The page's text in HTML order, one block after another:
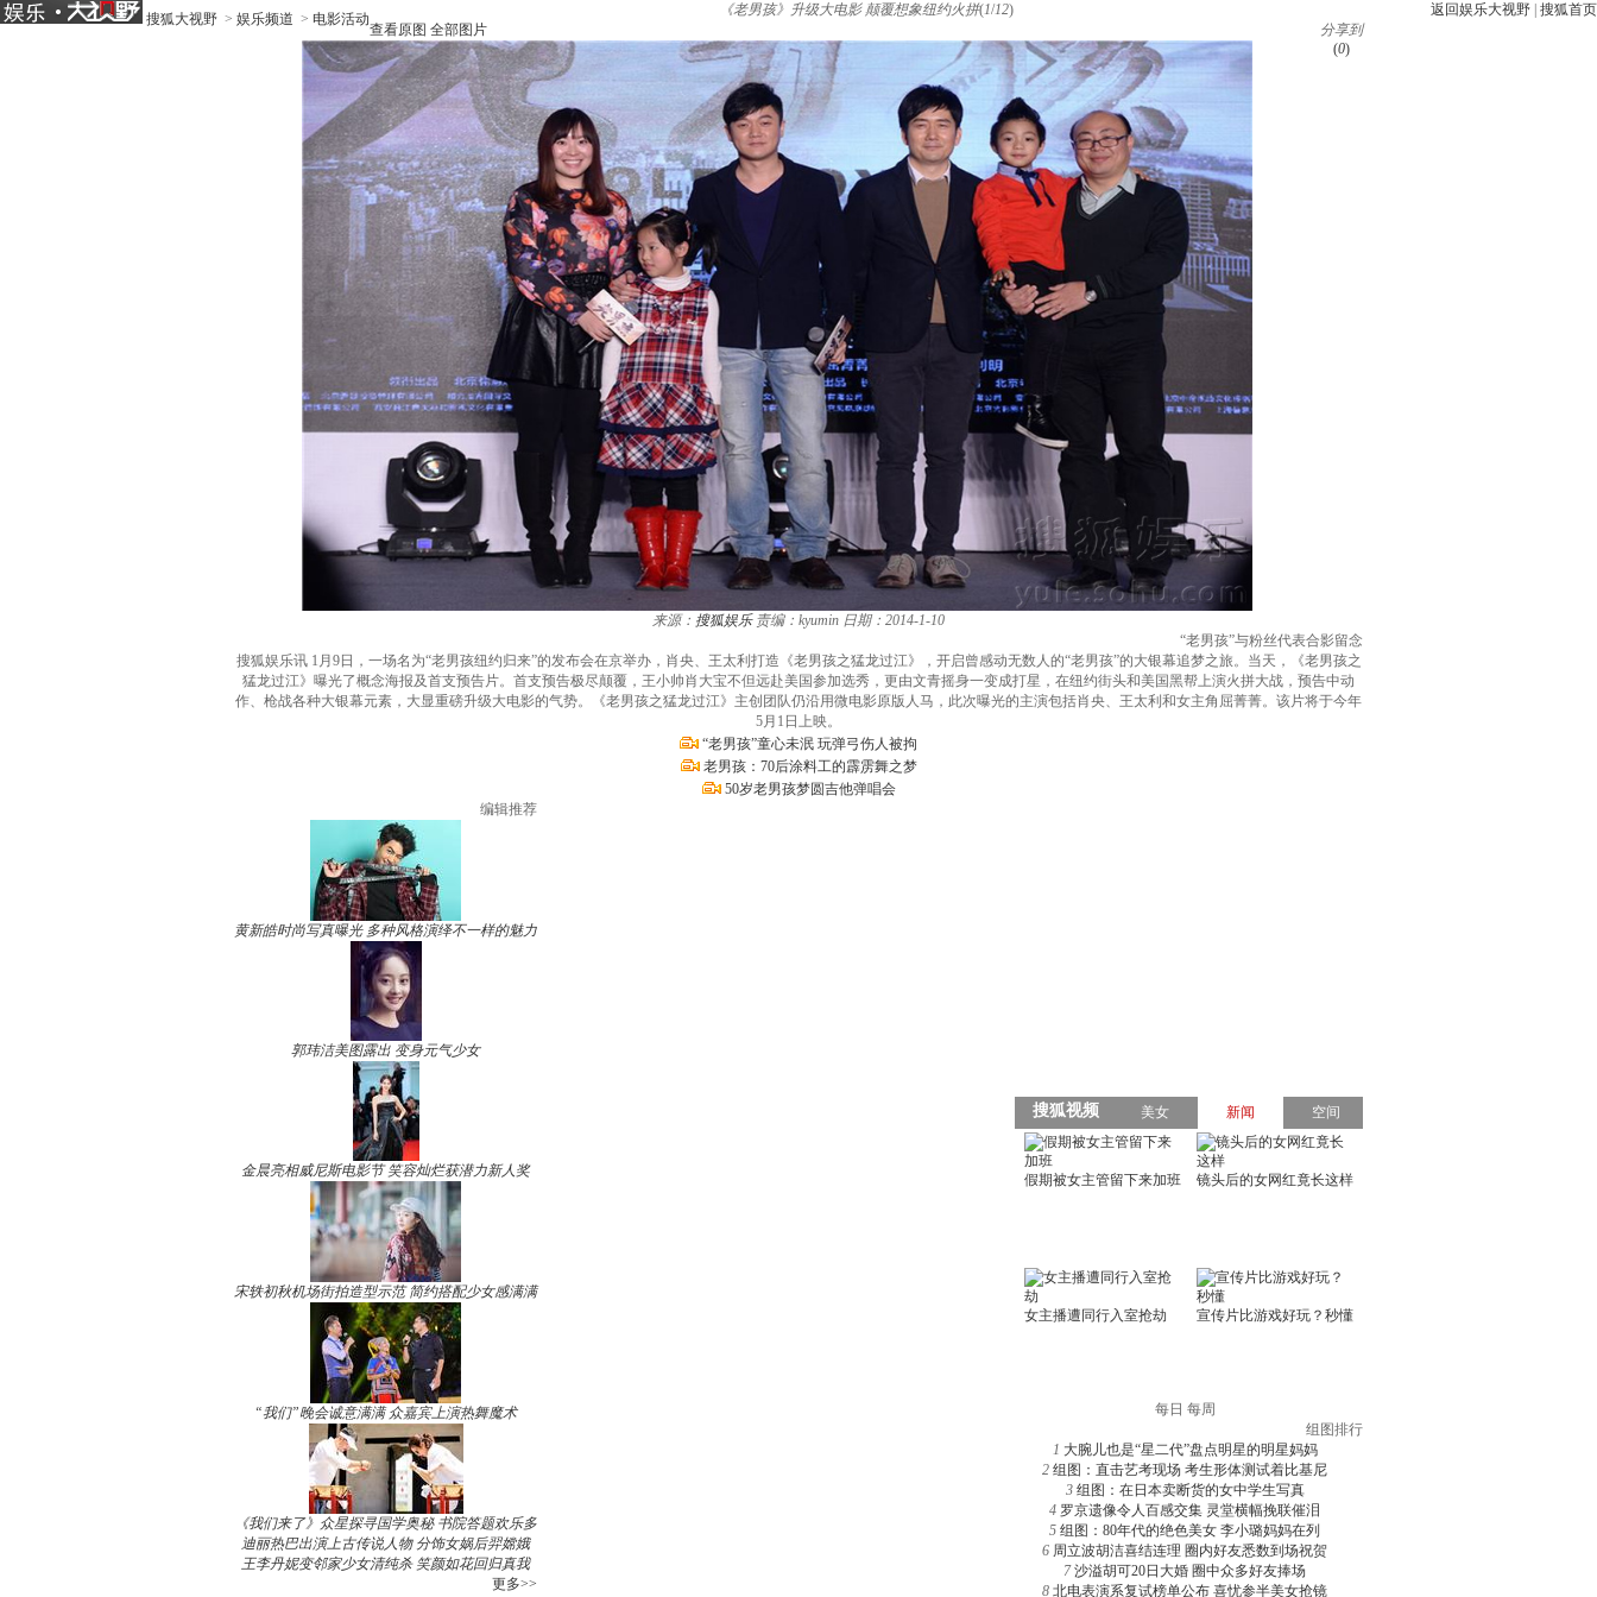
搜狐大视野 > 娱乐频道 > 电影活动
返回娱乐大视野 搜狐首页
《老男孩》升级大电影 颠覆想象纽约火拼(1/12)
查看原图 全部图片
分享到
(0)
来源： 搜狐娱乐 责编：kyumin 日期：2014-1-10
“老男孩”与粉丝代表合影留念
搜狐娱乐讯 1月9日，一场名为“老男孩纽约归来”的发布会在京举办，肖央、王太利打造《老男孩之猛龙过江》，开启曾感动无数人的“老男孩”的大银幕追梦之旅。当天，《老男孩之
猛龙过江》曝光了概念海报及首支预告片。首支预告极尽颠覆，王小帅肖大宝不但远赴美国参加选秀，更由文青摇身一变成打星，在纽约街头和美国黑帮上演火拼大战，预告中动
作、枪战各种大银幕元素，大显重磅升级大电影的气势。《老男孩之猛龙过江》主创团队仍沿用微电影原版人马，此次曝光的主演包括肖央、王太利和女主角屈菁菁。该片将于今年
5月1日上映。
“老男孩”童心未泯 玩弹弓伤人被拘
老男孩：70后涂料工的霹雳舞之梦
50岁老男孩梦圆吉他弹唱会
编辑推荐
黄新皓时尚写真曝光 多种风格演绎不一样的魅力
郭玮洁美图露出 变身元气少女
金晨亮相威尼斯电影节 笑容灿烂获潜力新人奖
宋轶初秋机场街拍造型示范 简约搭配少女感满满
“我们”晚会诚意满满 众嘉宾上演热舞魔术
《我们来了》众星探寻国学奥秘 书院答题欢乐多
迪丽热巴出演上古传说人物 分饰女娲后羿嫦娥
王李丹妮变邻家少女清纯杀 笑颜如花回归真我
更多>>
每日 每周
组图排行
1 大腕儿也是“星二代”盘点明星的明星妈妈
2 组图：直击艺考现场 考生形体测试着比基尼
3 组图：在日本卖断货的女中学生写真
4 罗京遗像令人百感交集 灵堂横幅挽联催泪
5 组图：80年代的绝色美女 李小璐妈妈在列
6 周立波胡洁喜结连理 圈内好友悉数到场祝贺
7 沙溢胡可20日大婚 圈中众多好友捧场
8 北电表演系复试榜单公布 喜忧参半美女抢镜